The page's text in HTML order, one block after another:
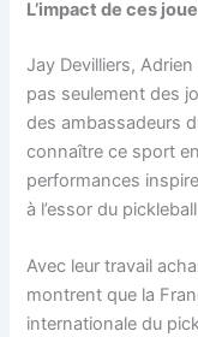
L’impact de ces
Jay Devilliers,
pas seulement des
des ambassadeurs
connaître ce sport
performances
à l’essor du
Avec leur travail
montrent que la
internationale du